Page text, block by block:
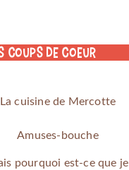
coups de coeur
La cuisine de Mercotte
Amuses-bouche
pourquoi est-ce que je